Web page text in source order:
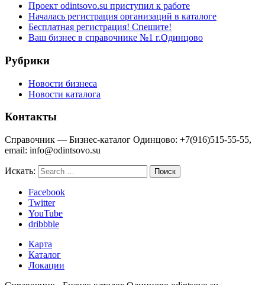
Проект odintsovo.su приступил к работе
Началась регистрация организаций в каталоге
Бесплатная регистрация! Спешите!
Ваш бизнес в справочнике №1 г.Одинцово
Рубрики
Новости бизнеса
Новости каталога
Контакты
Справочник — Бизнес-каталог Одинцово: +7(916)515-55-55,
email: info@odintsovo.su
Искать:
Facebook
Twitter
YouTube
dribbble
Карта
Каталог
Локации